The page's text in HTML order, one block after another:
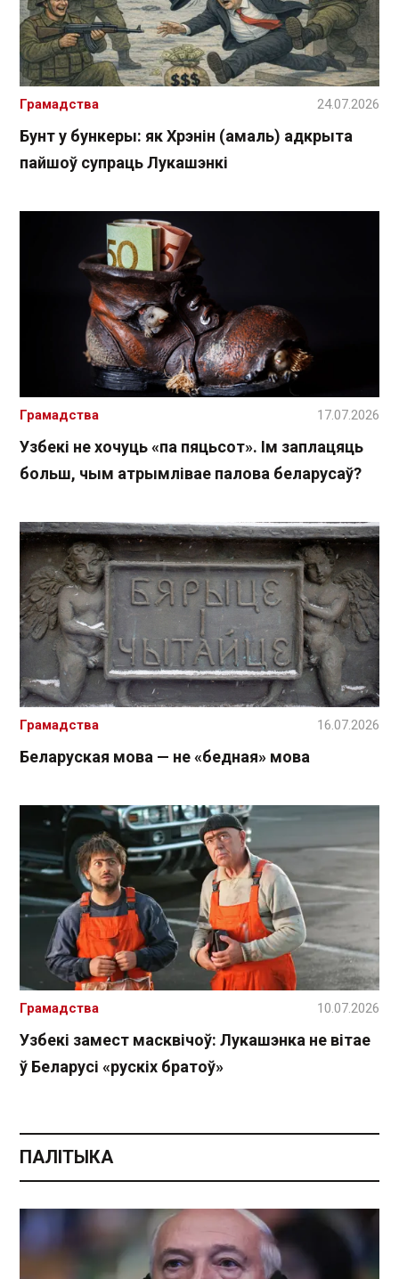
Бунт у бункеры: як Хрэнін (амаль) адкрыта
пайшоў супраць Лукашэнкі
Грамадства 24.07.2026
Узбекі не хочуць «па пяцьсот». Ім заплацяць
больш, чым атрымлівае палова беларусаў?
Грамадства 17.07.2026
Беларуская мова — не «бедная» мова
Грамадства 16.07.2026
Узбекі замест масквічоў: Лукашэнка не вітае
ў Беларусі «рускіх братоў»
Грамадства 10.07.2026
ПАЛІТЫКА